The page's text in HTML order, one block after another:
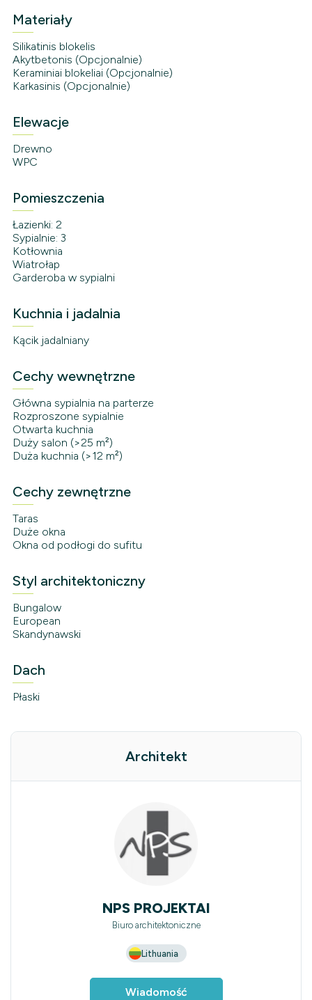
Materiały
Silikatinis blokelis
Akytbetonis (Opcjonalnie)
Keraminiai blokeliai (Opcjonalnie)
Karkasinis (Opcjonalnie)
Elewacje
Drewno
WPC
Pomieszczenia
Łazienki: 2
Sypialnie: 3
Kotłownia
Wiatrołap
Garderoba w sypialni
Kuchnia i jadalnia
Kącik jadalniany
Cechy wewnętrzne
Główna sypialnia na parterze
Rozproszone sypialnie
Otwarta kuchnia
Duży salon (>25 m²)
Duża kuchnia (>12 m²)
Cechy zewnętrzne
Taras
Duże okna
Okna od podłogi do sufitu
Styl architektoniczny
Bungalow
European
Skandynawski
Dach
Płaski
Architekt
NPS PROJEKTAI
Biuro architektoniczne
Lithuania
Wiadomość